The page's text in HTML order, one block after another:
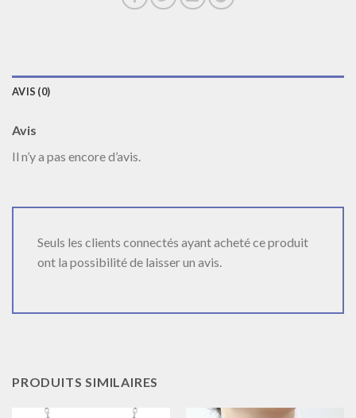
AVIS (0)
Avis
Il n’y a pas encore d’avis.
Seuls les clients connectés ayant acheté ce produit
ont la possibilité de laisser un avis.
PRODUITS SIMILAIRES